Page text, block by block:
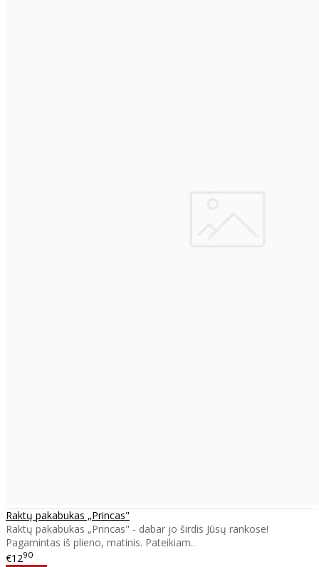
Raktų pakabukas „Princas"
Raktų pakabukas „Princas" - dabar jo širdis Jūsų rankose!
Pagamintas iš plieno, matinis. Pateikiam..
€1290